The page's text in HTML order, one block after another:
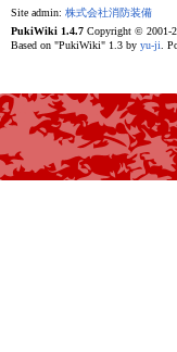
Site admin: 株式会社消防装備
PukiWiki 1.4.7 Copyright © 2001-
Based on "PukiWiki" 1.3 by yu-ji .